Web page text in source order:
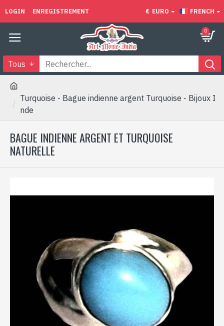
LOGIN ENREGISTREMENT € EURO FRENCH
0
Tous
Turquoise - Bague indienne argent Turquoise - Bijoux I
nde
BAGUE INDIENNE ARGENT ET TURQUOISE
NATURELLE